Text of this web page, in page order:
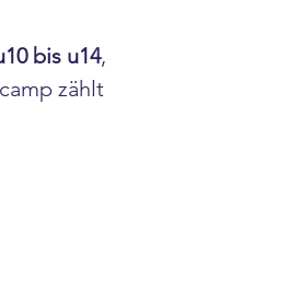
bis u14,
zählt